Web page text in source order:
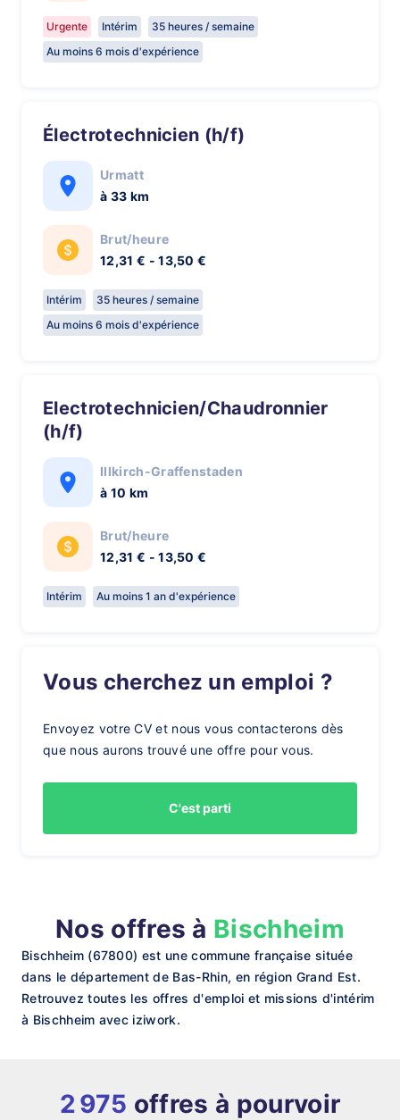
Urgente Intérim
35 heures / semaine
Au moins 6 mois d'expérience
Électrotechnicien (h/f)
Urmatt
à 33 km
Brut/heure
12,31 € - 13,50 €
Intérim
35 heures / semaine
Au moins 6 mois d'expérience
Electrotechnicien/Chaudronnier
(h/f)
Illkirch-Graffenstaden
à 10 km
Brut/heure
12,31 € - 13,50 €
Intérim Au moins 1 an d'expérience
Vous cherchez un emploi ?
Envoyez votre CV et nous vous contacterons dès
que nous aurons trouvé une offre pour vous.
C'est parti
Nos offres à Bischheim
Bischheim (67800) est une commune française située
dans le département de Bas-Rhin, en région Grand Est.
Retrouvez toutes les offres d'emploi et missions d'intérim
à Bischheim avec iziwork.
2 975 offres à pourvoir